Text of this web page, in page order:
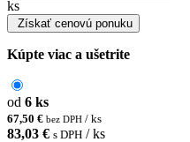
ks
Získať cenovú ponuku
Kúpte viac a ušetrite
od 6 ks
67,50 € bez DPH / ks
83,03 € s DPH / ks